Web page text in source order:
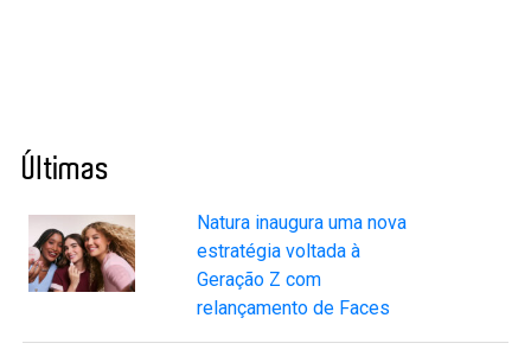
Últimas
Natura inaugura uma nova
estratégia voltada à
Geração Z com
relançamento de Faces